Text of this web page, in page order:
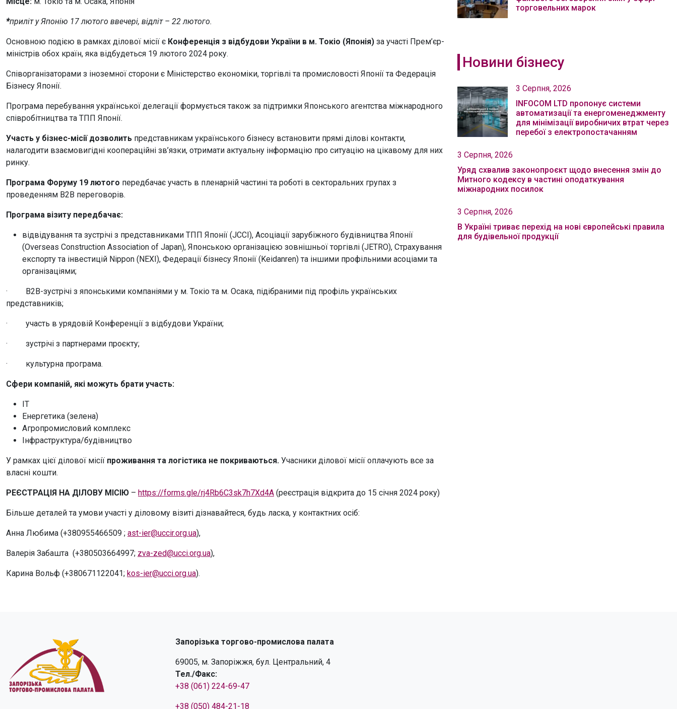
*приліт у Японію 17 лютого ввечері, відліт – 22 лютого.
Основною подією в рамках ділової місії є Конференція з відбудови України в м. Токіо (Японія) за участі Прем’єр-
міністрів обох країн, яка відбудеться 19 лютого 2024 року.
Співорганізаторами з іноземної сторони є Міністерство економіки, торгівлі та промисловості Японії та Федерація
Бізнесу Японії.
Програма перебування української делегації формується також за підтримки Японського агентства міжнародного
співробітництва та ТПП Японії.
Участь у бізнес-місії дозволить представникам українського бізнесу встановити прямі ділові контакти,
налагодити взаємовигідні коопераційні зв’язки, отримати актуальну інформацію про ситуацію на цікавому для них
ринку.
Програма Форуму 19 лютого передбачає участь в пленарній частині та роботі в секторальних групах з
проведенням В2В переговорів.
Програма візиту передбачає:
відвідування та зустрічі з представниками ТПП Японії (JCCI), Асоціації зарубіжного будівництва Японії
(Overseas Construction Association of Japan), Японською організацією зовнішньої торгівлі (JETRO), Страхування
експорту та інвестицій Nippon (NEXI), Федерації бізнесу Японії (Keidanren) та іншими профільними асоціами та
організаціями;
· B2B-зустрічі з японськими компаніями у м. Токіо та м. Осака, підібраними під профіль українських
представників;
· участь в урядовій Конференції з відбудови України;
· зустрічі з партнерами проєкту;
· культурна програма.
Сфери компаній, які можуть брати участь:
ІТ
Енергетика (зелена)
Агропромисловий комплекс
Інфраструктура/будівництво
У рамках цієї ділової місії проживання та логістика не покриваються. Учасники ділової місії оплачують все за
власні кошти.
РЕЄСТРАЦІЯ НА ДІЛОВУ МІСІЮ – https://forms.gle/rj4Rb6C3sk7h7Xd4A (реєстрація відкрита до 15 січня 2024 року)
Більше деталей та умови участі у діловому візиті дізнавайтеся, будь ласка, у контактних осіб:
Анна Любима (+380955466509 ; ast-ier@uccir.org.ua),
Валерія Забашта (+380503664997; zva-zed@ucci.org.ua),
Карина Вольф (+380671122041; kos-ier@ucci.org.ua).
торговельних марок
Новини бізнесу
3 Серпня, 2026
INFOCOM LTD пропонує системи
автоматизації та енергоменеджменту
для мінімізації виробничих втрат через
перебої з електропостачанням
3 Серпня, 2026
Уряд схвалив законопроєкт щодо внесення змін до
Митного кодексу в частині оподаткування
міжнародних посилок
3 Серпня, 2026
В Україні триває перехід на нові європейські правила
для будівельної продукції
Запорізька торгово-промислова палата
69005, м. Запоріжжя, бул. Центральний, 4
Тел./Факс:
+38 (061) 224-69-47
+38 (050) 484-21-18